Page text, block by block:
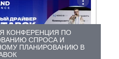
КОНФЕРЕНЦИЯ ПО
СПРОСА И
ПЛАНИРОВАНИЮ В